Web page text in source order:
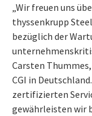
„Wir freuen uns
thyssenkrupp
bezüglich der
Carsten
CGI in
zertifizierten
gewährleisten wir